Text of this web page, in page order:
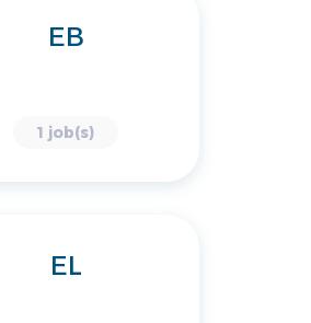
EB
1 job(s)
EL